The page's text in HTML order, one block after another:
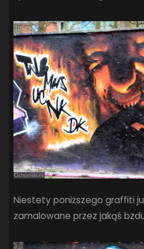
Niestety poniższego graffiti
zamalowane przez jakąś
SPARING(110) SPR POGOŃ SZCZECIN
SPÓJNIA STARGARD(35) STOCZNIA
SUPERLIGA KOBIET(58) SUPERLIGA
TAURON LIGA KOBIET(106) TENIS(26)
WYGRANA(43) ZAGŁĘBIE LUBIN(36)
ŚWIT SKOLWIN(111)
STAT4U